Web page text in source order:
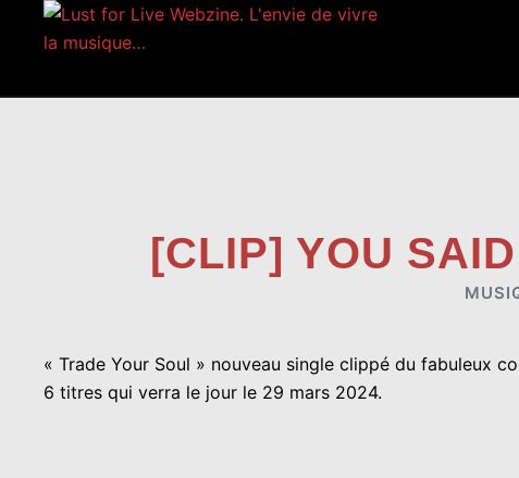
[CLIP] YOU
« Trade Your Soul » nouveau single clippé du fabuleux
6 titres qui verra le jour le 29 mars 2024.